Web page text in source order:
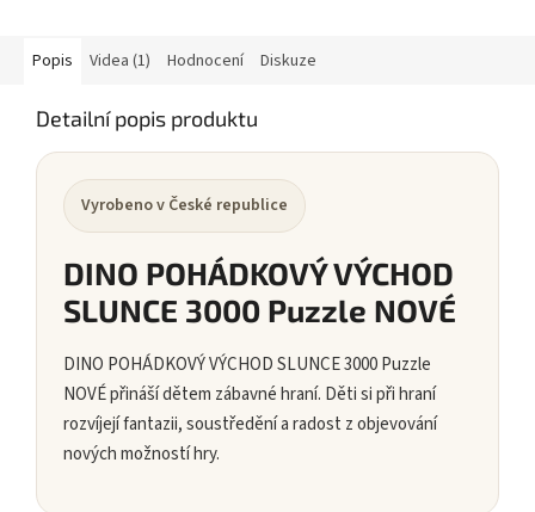
Popis Videa (1) Hodnocení Diskuze
Detailní popis produktu
Vyrobeno v České republice
DINO POHÁDKOVÝ VÝCHOD
SLUNCE 3000 Puzzle NOVÉ
DINO POHÁDKOVÝ VÝCHOD SLUNCE 3000 Puzzle
NOVÉ přináší dětem zábavné hraní. Děti si při hraní
rozvíjejí fantazii, soustředění a radost z objevování
nových možností hry.